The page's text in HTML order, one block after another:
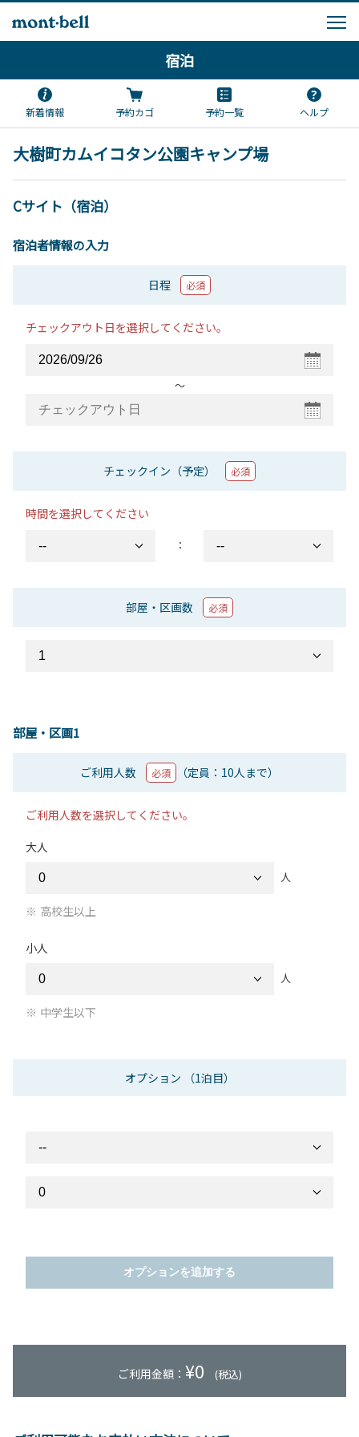
宿泊
新着情報 予約カゴ 予約一覧 ヘルプ
大樹町カムイコタン公園キャンプ場
Cサイト（宿泊）
宿泊者情報の入力
日程 必須
チェックアウト日を選択してください。
〜
チェックイン（予定） 必須
時間を選択してください
：
部屋・区画数 必須
部屋・区画1
ご利用人数 必須 （定員：10人まで）
ご利用人数を選択してください。
大人
人
高校生以上
小人
人
中学生以下
オプション （1泊目）
オプションを追加する
ご利用金額： ¥0 (税込)